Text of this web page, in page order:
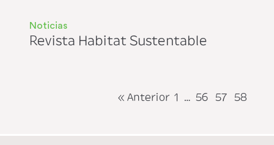
Noticias
Revista Habitat Sustentable
« Anterior 1 56 57 58